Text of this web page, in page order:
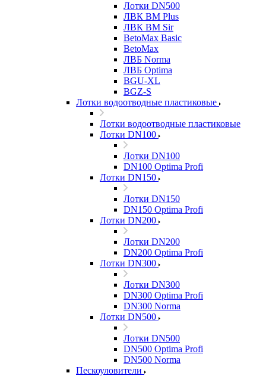
Лотки DN500
ЛВК ВМ Plus
ЛВК ВМ Sir
BetoMax Basic
BetoMax
ЛВБ Norma
ЛВБ Optima
BGU-XL
BGZ-S
Лотки водоотводные пластиковые
Лотки водоотводные пластиковые
Лотки DN100
Лотки DN100
DN100 Optima Profi
Лотки DN150
Лотки DN150
DN150 Optima Profi
Лотки DN200
Лотки DN200
DN200 Optima Profi
Лотки DN300
Лотки DN300
DN300 Optima Profi
DN300 Norma
Лотки DN500
Лотки DN500
DN500 Optima Profi
DN500 Norma
Пескоуловители